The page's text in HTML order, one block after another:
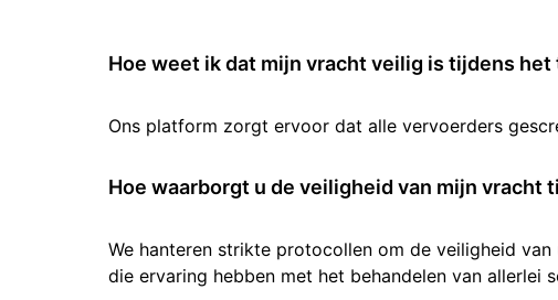
Hoe weet ik dat mijn vracht veilig is tijdens
Ons platform zorgt ervoor dat alle vervoerders
Hoe waarborgt u de veiligheid van mijn vracht
We hanteren strikte protocollen om de veiligheid
die ervaring hebben met het behandelen van allerlei